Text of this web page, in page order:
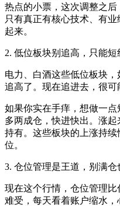
热点的小票，这次调整之后
只有真正有核心技术、有
起来。
2. 低位板块别追高，只能短
电力、白酒这些低位板块
追高了。现在追进去，很可
如果你实在手痒，想做一
多两成仓，快进快出。涨
持有。这些板块的上涨持
位。
3. 仓位管理是王道，别满仓
现在这个行情，仓位管理
难受，每天看着账户缩水